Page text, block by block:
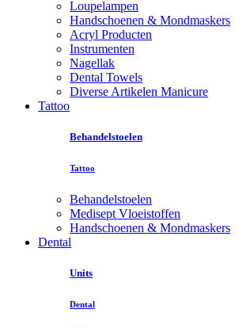
Loupelampen
Handschoenen & Mondmaskers
Acryl Producten
Instrumenten
Nagellak
Dental Towels
Diverse Artikelen Manicure
Tattoo
Behandelstoelen
Tattoo
Behandelstoelen
Medisept Vloeistoffen
Handschoenen & Mondmaskers
Dental
Units
Dental